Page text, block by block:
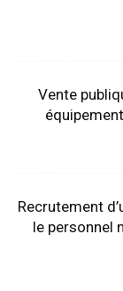
Vente
Recrutement
le personnel